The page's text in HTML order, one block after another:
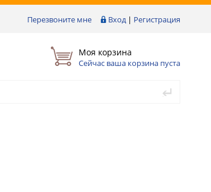
Перезвоните мне Вход | Регистрация
Моя корзина
Сейчас ваша корзина пуста